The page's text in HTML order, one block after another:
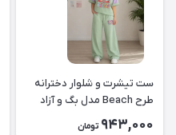
ست تیشرت و شلوار دخترانه
طرح Beach مدل بگ و آزاد
943,000 تومان